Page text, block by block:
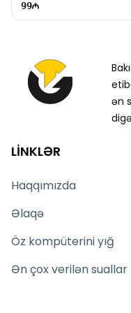
99
ən
LİNKLƏR
Haqqımızda
Əlaqə
Öz kompüterini yığ
Ən çox verilən suallar